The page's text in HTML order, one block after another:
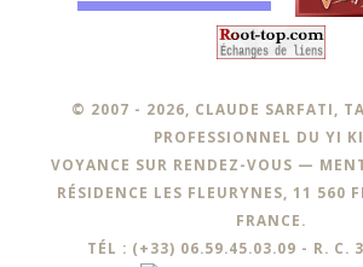
© 2007 - 2026, CLAUDE SARFATI,
PROFESSIONNEL DU YI
VOYANCE SUR RENDEZ-VOUS —
RÉSIDENCE LES FLEURYNES, 11 560
FRANCE.
TÉL : (+33) 06.59.45.03.09 - R. C.